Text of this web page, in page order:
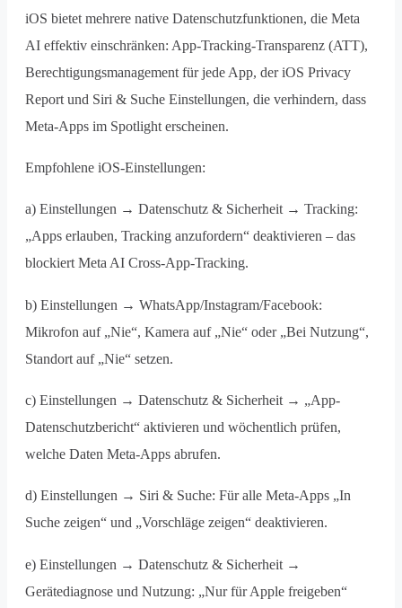
iOS bietet mehrere native Datenschutzfunktionen, die Meta
AI effektiv einschränken: App-Tracking-Transparenz (ATT),
Berechtigungsmanagement für jede App, der iOS Privacy
Report und Siri & Suche Einstellungen, die verhindern, dass
Meta-Apps im Spotlight erscheinen.
Empfohlene iOS-Einstellungen:
a) Einstellungen → Datenschutz & Sicherheit → Tracking:
„Apps erlauben, Tracking anzufordern“ deaktivieren – das
blockiert Meta AI Cross-App-Tracking.
b) Einstellungen → WhatsApp/Instagram/Facebook:
Mikrofon auf „Nie“, Kamera auf „Nie“ oder „Bei Nutzung“,
Standort auf „Nie“ setzen.
c) Einstellungen → Datenschutz & Sicherheit → „App-
Datenschutzbericht“ aktivieren und wöchentlich prüfen,
welche Daten Meta-Apps abrufen.
d) Einstellungen → Siri & Suche: Für alle Meta-Apps „In
Suche zeigen“ und „Vorschläge zeigen“ deaktivieren.
e) Einstellungen → Datenschutz & Sicherheit →
Gerätediagnose und Nutzung: „Nur für Apple freigeben“